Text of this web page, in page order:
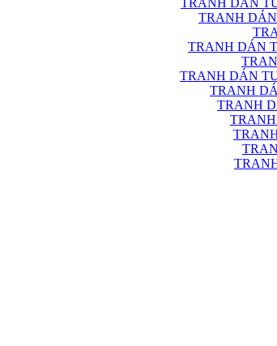
TRANH DÁN
TRANH
TRANH DÁN
TRANH DÁN
TRANH
TRANH